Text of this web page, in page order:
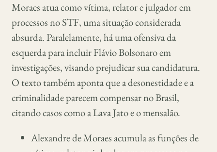
Moraes atua como vítima, relator e julgador em
processos no STF, uma situação considerada
absurda. Paralelamente, há uma ofensiva da
esquerda para incluir Flávio Bolsonaro em
investigações, visando prejudicar sua candidatura.
O texto também aponta que a desonestidade e a
criminalidade parecem compensar no Brasil,
citando casos como a Lava Jato e o mensalão.
Alexandre de Moraes acumula as funções de